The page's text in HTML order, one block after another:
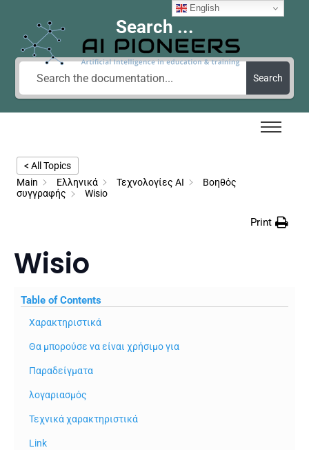
Search ...
Search
< All Topics
Main
Ελληνικά Τεχνολογίες AI
Βοηθός
συγγραφής
Wisio
Print
Wisio
Table of Contents
Χαρακτηριστικά
Θα μπορούσε να είναι χρήσιμο για
Παραδείγματα
λογαριασμός
Τεχνικά χαρακτηριστικά
Link
English